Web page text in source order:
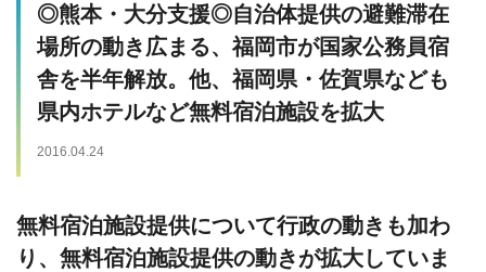
◎熊本・大分支援◎自治体提供の避難滞在
場所の動き広まる、福岡市が国家公務員宿
舎を半年解放。他、福岡県・佐賀県なども
県内ホテルなど無料宿泊施設を拡大
2016.04.24
無料宿泊施設提供について行政の動きも加わ
り、無料宿泊施設提供の動きが拡大していま